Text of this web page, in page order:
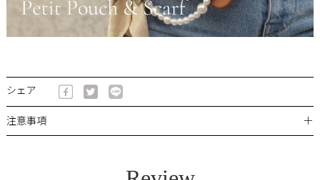
シェア
注意事項 ＋